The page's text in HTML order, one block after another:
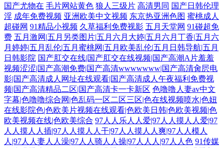
国产尤物在 毛片网站黄色 狼人三级片 高清男同 国产日韩伦理
淫 成年免费视频 亚洲欧美中文视频 东京热亚洲色图 蜜桃成人
超碰网 91精品小视频 久草福利免费视影 五月天堂网 91碰超免
费 五月激网|五月另类图片|五月六月大婷|五月六月丁香|五月六
月婷婷|五月乱伦|五月蜜桃网|五月欧美乱伦|五月日韩导航|五月
日韩影院 国产肛交在线|国产肛交在线视频|国产高潮A片羞羞
视频涩涩|国产高潮免费|国产高清wwwwwww|国产高清肏屄电
影|国产高清成人网址在线观看|国产高清成人午夜福利免费视
频|国产高清精品二区|国产高清卡一卡新区 色噜噜人妻av中文
字幕|色噜噜综合网|色乱码一区二区三区|色在线视频喷水|色妞
在线影院色|色欧美片视频在线观看|色欧美日韩|色欧美视频|色
欧美视频在线|色欧美综合 97人人乐人人爱|97人人摸人人爱|97
人人摸人人插|97人人摸人人干|97人人摸人人爽|97人人模人
人|97人人妻人人澡|97人人骑人人操|97人人人|97人人色 91传媒